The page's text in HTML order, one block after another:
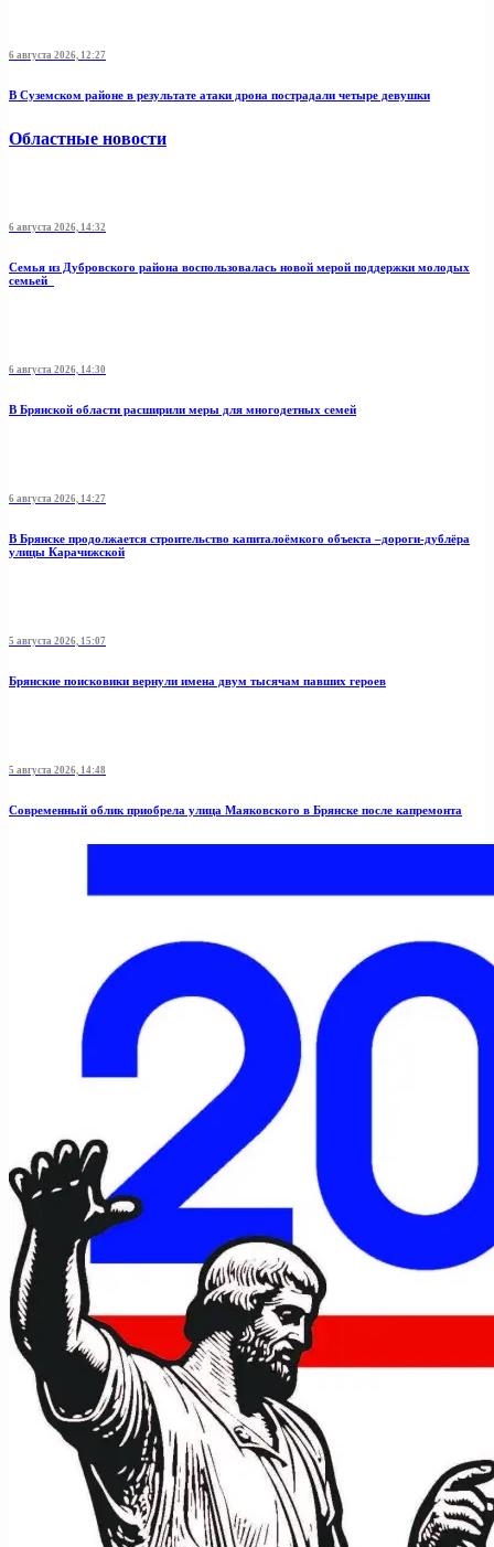
6 августа 2026, 12:27
В Суземском районе в результате атаки дрона пострадали четыре девушки
Областные новости
6 августа 2026, 14:32
Семья из Дубровского района воспользовалась новой мерой поддержки молодых
семьей
6 августа 2026, 14:30
В Брянской области расширили меры для многодетных семей
6 августа 2026, 14:27
В Брянске продолжается строительство капиталоёмкого объекта –дороги-дублёра
улицы Карачижской
5 августа 2026, 15:07
Брянские поисковики вернули имена двум тысячам павших героев
5 августа 2026, 14:48
Современный облик приобрела улица Маяковского в Брянске после капремонта